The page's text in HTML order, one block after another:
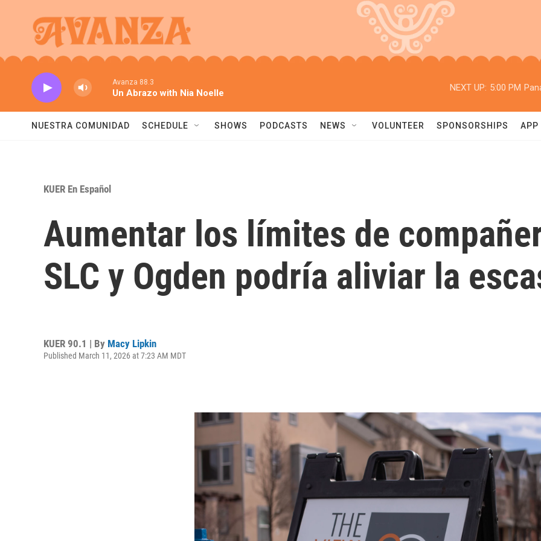
Avanza 88.3
Un Abrazo with Nia Noelle
NEXT UP: 5:00 PM
NUESTRA COMUNIDAD SCHEDULE SHOWS PODCASTS NEWS VOLUNTEER SPONSORSHIPS APP
KUER En Español
Aumentar los límites de
SLC y Ogden podría aliviar la
KUER 90.1 | By Macy Lipkin
Published March 11, 2026 at 7:23 AM MDT